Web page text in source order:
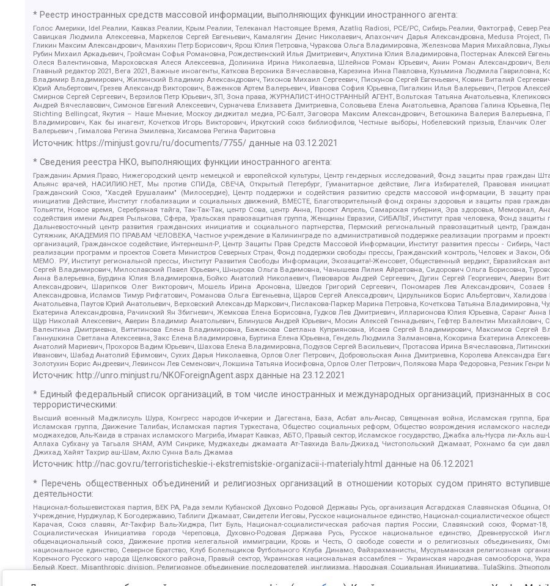
* Реестр иностранных средств массовой информации, выполняющих функции иностранного агента:
Голос Америки, Idel.Реалии, Кавказ.Реалии, Крым.Реалии, Телеканал Настоящее Время, Azatliq Radiosi, PCE/PC, Сибирь.Реалии, Фактограф,
Савицкая Людмила Алексеевна, Маркелов Сергей Евгеньевич, Камалягин Денис Николаевич, Апахончич Дарья Александровна, Medusa Project,
Гликин Максим Александрович, Маняхин Петр Борисович, Ярош Юлия Петровна, Чуракова Ольга Владимировна, Железнова Мария Михайловна,
Рубин Михаил Аркадьевич, Гройсман Софья Романовна, Рождественский Илья Дмитриевич, Апухтина Юлия Владимировна, Постернак Алексей
Олеся Валентиновна, Мароховская Алеся Алексеевна, Долинина Ирина Николаевна, Шлейнов Роман Юрьевич, Анин Роман Александрович,
Главный редактор 2021, Вега 2021, Важные иноагенты, Каткова Вероника Вячеславовна, Карезина Инна Павловна, Кузьмина Людмила
Владимир Владимирович, Жилинский Владимир Александрович, Тихонов Михаил Сергеевич, Пискунов Сергей Евгеньевич, Ковин Виталий
Юрий Альбертович, Грезев Александр Викторович, Важенков Артем Валерьевич, Иванова София Юрьевна, Пигалкин Илья Валерьевич, Петров
Смирнов Сергей Сергеевич, Верзилов Петр Юрьевич, ЗП, Зона права, ЖУРНАЛИСТ-ИНОСТРАННЫЙ АГЕНТ, Вольтская Татьяна Анатольевна,
Андрей Вячеславович, Симонов Евгений Алексеевич, Сурначева Елизавета Дмитриевна, Соловьева Елена Анатольевна, Арапова Галина Юрьевна,
Stichting Bellingcat, Якутия – Наше Мнение, Москоу диджитал медиа, РС-Балт, Заговора Максим Александрович, Ветошкина Валерия Валерьевна,
Владимирович, Как бы инагент, Кочетков Игорь Викторович, Иркутский союз библиофилов, Честные выборы, Нобелевский призыв, Еланчик Олег
Валерьевич , Гималова Регина Эмилевна, Хисамова Регина Фаритовна
Источник: https://minjust.gov.ru/ru/documents/7755/ данные на03.12.2021
* Сведения реестра НКО, выполняющих функции иностранного агента:
Гражданин.Армия.Право, Нижегородский центр немецкой и европейской культуры, Центр гендерных исследований, Фонд защиты прав граждан
Альянс врачей, НАСИЛИЮ.НЕТ, Мы против СПИДа, СВЕЧА, Открытый Петербург, Гуманитарное действие, Лига Избирателей, Правовая
Гражданский Союз, "Хасдей Ерушалаим" (Милосердие), Центр поддержки и содействия развитию средств массовой информации, В защиту
инициатив Действие, Институт глобализации и социальных движений, ВМЕСТЕ, Благотворительный фонд охраны здоровья и защиты прав
Тольятти, Новое время, Серебряная тайга, Так-Так-Так, центр Сова, центр Анна, Проект Апрель, Самарская губерния, Эра здоровья, Мемориал,
содействия имени Андрея Рылькова, Сфера, Уральская правозащитная группа, Женщины Евразии, СИБАЛЬТ, Институт прав человека, Фонд защиты
Дальневосточный центр развития гражданских инициатив и социального партнерства, Пермский региональный правозащитный центр,
Сутяжник, АКАДЕМИЯ ПО ПРАВАМ ЧЕЛОВЕКА, Частное учреждение в Калининграде по административной поддержке реализации программ и
организаций, Гражданское содействие, Интернешнл-Р, Центр Защиты Прав Средств Массовой Информации, Институт развития прессы - Сибирь,
реализации программ и проектов Совета Министров Северных Стран, Фонд поддержки свободы прессы, Гражданский контроль, Человек и Закон,
МЕМО. РУ, Институт региональной прессы, Институт Развития Свободы Информации, Экозащита!-Женсовет, Общественный вердикт, Евразийская
Сергей Владимирович, Милославский Павел Юрьевич, Шнырова Ольга Вадимовна, Чанышева Лилия Айратовна, Сидорович Ольга Борисовна,
Анна Валерьевна, Бурдина Юлия Владимировна, Бойко Анатолий Николаевич, Пивоваров Андрей Сергеевич, Дугин Сергей Георгиевич, Аверин
Александрович, Шарипков Олег Викторович, Мошель Ирина Ароновна, Шведов Григорий Сергеевич, Пономарев Лев Александрович,
Александровна, Исламов Тимур Рифгатович, Романова Ольга Евгеньевна, Щаров Сергей Алексадрович, Цирульников Борис Альбертович,
Анатольевна, Паутов Юрий Анатольевич, Верховский Александр Маркович, Пислакова-Паркер Марина Петровна, Кочеткова Татьяна Владимировна,
Екатерина Александровна, Рачинский Ян Збигневич, Жемкова Елена Борисовна, Гудков Лев Дмитриевич, Илларионова Юлия Юрьевна, Саранг
Щур Николай Алексеевич, Аверин Владимир Анатольевич, Блинушов Андрей Юрьевич, Мосин Алексей Геннадьевич, Гефтер Валентин
Валентина Дмитриевна, Вититинова Елена Владимировна, Баженова Светлана Куприяновна, Исаев Сергей Владимирович, Максимов Сергей
Ганнушкина Светлана Алексеевна, Закс Елена Владимировна, Буртина Елена Юрьевна, Гендель Людмила Залмановна, Кокорина Екатерина
Анатолий Мариевич, Прохоров Вадим Юрьевич, Шахова Елена Владимировна, Подузов Сергей Васильевич, Протасова Ирина Вячеславовна,
Иванович, Шабад Анатолий Ефимович, Сухих Дарья Николаевна, Орлов Олег Петрович, Добровольская Анна Дмитриевна, Королева Александра
Золотухин Борис Андреевич, Левинсон Лев Семенович, Локшина Татьяна Иосифовна, Орлов Олег Петрович, Полякова Мара Федоровна, Резник Генри
Источник: http://unro.minjust.ru/NKOForeignAgent.aspx данные на23.12.2021
* Единый федеральный список организаций, в том числе иностранных и международных организаций, признанных в
террористическими:
Высший военный Маджлисуль Шура, Конгресс народов Ичкерии и Дагестана, База, Асбат аль-Ансар, Священная война, Исламская группа,
Исламская группа, Движение Талибан, Исламская партия Туркестана, Общество социальных реформ, Общество возрождения исламского
моджахедов, Аль-Каида в странах исламского Магриба, Имарат Кавказ, АБТО, Правый сектор, Исламское государство, Джабха аль-Нусра ли-
Аллаха Субхану уа Тагьаля SHAM, АУМ Синрике, Муджахеды джамаата Ат-Тавхида Валь-Джихад, Чистопольский Джамаат, Рохнамо ба суи
Джихад, Хайят Тахрир аш-Шам, Ахлю Сунна Валь Джамаа
Источник:http://nac.gov.ru/terroristicheskie-i-ekstremistskie-organizacii-i-materialy.html данные на06.12.2021
* Перечень общественных объединений и религиозных организаций в отношении которых судом принято
деятельности:
Национал-большевистская партия, ВЕК РА, Рада земли Кубанской Духовно Родовой Державы Русь, организация Асгардская Славянская
Учреждение, Нурджулар, К Богодержавию, Таблиги Джамаат, Свидетели Иеговы, Русское национальное единство, Национал-социалистическое
Карачая, Союз славян, Ат-Такфир Валь-Хиджра, Пит Буль, Национал-социалистическая рабочая партия России, Славянский союз,
Социалистическая Инициатива города Череповца, Духовно-Родовая Держава Русь, Русское национальное единство, Древнерусской
общенациональный союз, Движение против нелегальной иммиграции, Кровь и Честь, О свободе совести и о религиозных объединениях,
национальное единство, Северное Братство, Клуб Болельщиков Футбольного Клуба Динамо, Файзрахманисты, Мусульманская религиозная
Коренного Русского народа Щелковского района, Правый сектор, Украинская национальная ассамблея – Украинская народная самооборона,
Белый Крест, Misanthropic division, Религиозное объединение последователей инглиизма, Народная Социальная Инициатива, TulaSkins,
Артподготовка, Штольц, В честь иконы Божией Матери Державная, Сектор 16, Независимость, Фирма, Молодежная правозащитная группа МПГ,